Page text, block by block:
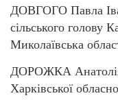
ДОВГОГО Павла
сільського голову
Миколаївська
ДОРОЖКА
Харківської